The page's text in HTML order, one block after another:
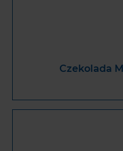
Czekolada